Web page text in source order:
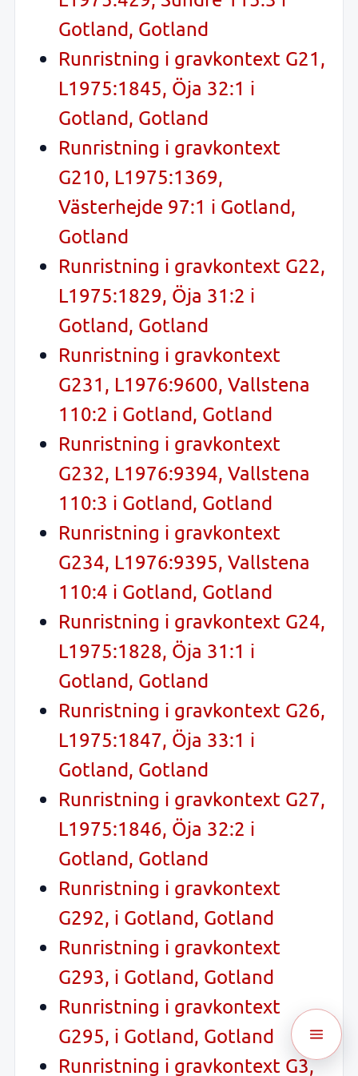
Gotland, Gotland
Runristning i gravkontext G21,
L1975:1845, Öja 32:1 i
Gotland, Gotland
Runristning i gravkontext
G210, L1975:1369,
Västerhejde 97:1 i Gotland,
Gotland
Runristning i gravkontext G22,
L1975:1829, Öja 31:2 i
Gotland, Gotland
Runristning i gravkontext
G231, L1976:9600, Vallstena
110:2 i Gotland, Gotland
Runristning i gravkontext
G232, L1976:9394, Vallstena
110:3 i Gotland, Gotland
Runristning i gravkontext
G234, L1976:9395, Vallstena
110:4 i Gotland, Gotland
Runristning i gravkontext G24,
L1975:1828, Öja 31:1 i
Gotland, Gotland
Runristning i gravkontext G26,
L1975:1847, Öja 33:1 i
Gotland, Gotland
Runristning i gravkontext G27,
L1975:1846, Öja 32:2 i
Gotland, Gotland
Runristning i gravkontext
G292, i Gotland, Gotland
Runristning i gravkontext
G293, i Gotland, Gotland
Runristning i gravkontext
G295, i Gotland, Gotland
Runristning i gravkontext G3,